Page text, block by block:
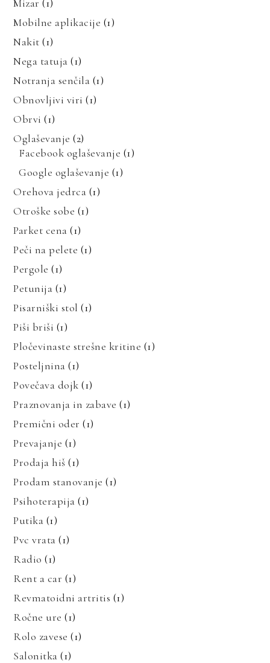
Mizar (1)
Mobilne aplikacije (1)
Nakit (1)
Nega tatuja (1)
Notranja senčila (1)
Obnovljivi viri (1)
Obrvi (1)
Oglaševanje (2)
Facebook oglaševanje (1)
Google oglaševanje (1)
Orehova jedrca (1)
Otroške sobe (1)
Parket cena (1)
Peči na pelete (1)
Pergole (1)
Petunija (1)
Pisarniški stol (1)
Piši briši (1)
Pločevinaste strešne kritine (1)
Posteljnina (1)
Povečava dojk (1)
Praznovanja in zabave (1)
Premični oder (1)
Prevajanje (1)
Prodaja hiš (1)
Prodam stanovanje (1)
Psihoterapija (1)
Putika (1)
Pvc vrata (1)
Radio (1)
Rent a car (1)
Revmatoidni artritis (1)
Ročne ure (1)
Rolo zavese (1)
Salonitka (1)